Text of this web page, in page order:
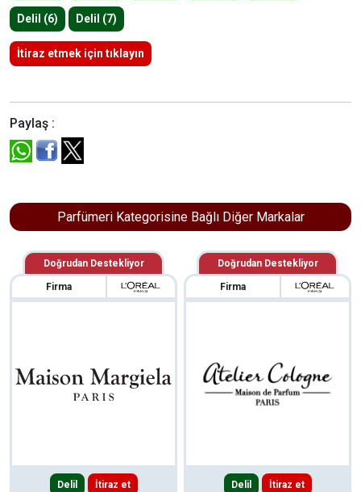
Delil (6) Delil (7)
İtiraz etmek için tıklayın
Paylaş :
Parfümeri Kategorisine Bağlı Diğer Markalar
Doğrudan Destekliyor
Firma
Delil İtiraz et
Doğrudan Destekliyor
Firma
Delil İtiraz et